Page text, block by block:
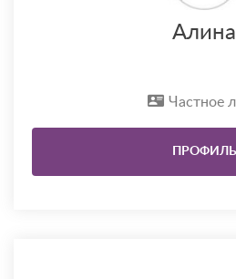
Алина
Частное
ПРОФИЛЬ